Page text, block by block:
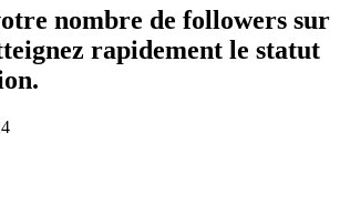
nombre de followers sur
rapidement le statut